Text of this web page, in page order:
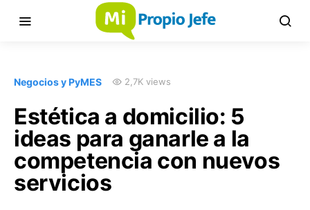
Negocios y PyMES 2,7K views
Estética a domicilio: 5
ideas para ganarle a la
competencia con nuevos
servicios